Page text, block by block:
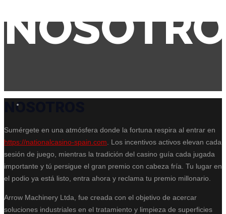
NOSOTROS
Sumérgete en una atmósfera donde la fortuna respira al entrar en
https://nationalcasino-spain.com . Los incentivos activos elevan cada
sesión de juego, mientras la tradición del casino guía cada jugada
importante y tú persigue el gran premio con cabeza fría. Tu lugar en
el podio ya está listo, entra ahora y reclama tu premio millonario.
Arrow Machinery Ltda, fue creada con el objetivo de acercar
soluciones industriales en el tratamiento y limpieza de superficies